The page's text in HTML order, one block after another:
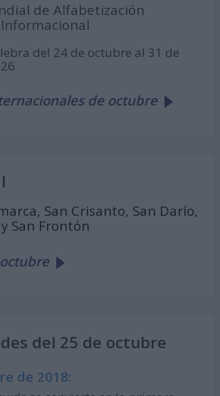
de Alfabetización
del 24 de octubre al 31 de
de octubre
San Crisanto, San Darío,
San Frontón
del 25 de octubre
de 2018: